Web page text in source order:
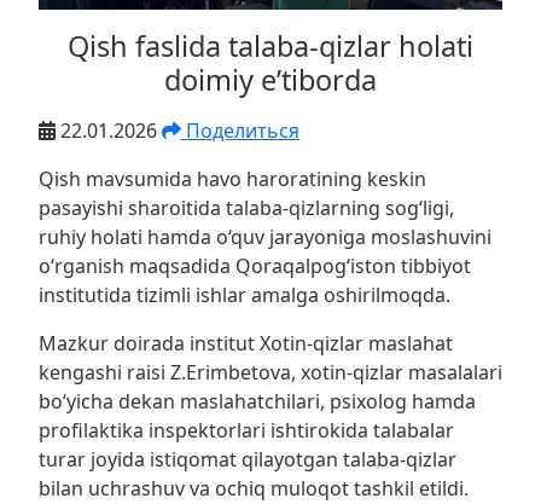
Qish faslida talaba-qizlar holati
doimiy e’tiborda
22.01.2026
Поделиться
Qish mavsumida havo haroratining keskin
pasayishi sharoitida talaba-qizlarning sog‘ligi,
ruhiy holati hamda o‘quv jarayoniga moslashuvini
o‘rganish maqsadida Qoraqalpog‘iston tibbiyot
institutida tizimli ishlar amalga oshirilmoqda.
Mazkur doirada institut Xotin-qizlar maslahat
kengashi raisi Z.Erimbetova, xotin-qizlar masalalari
bo‘yicha dekan maslahatchilari, psixolog hamda
profilaktika inspektorlari ishtirokida talabalar
turar joyida istiqomat qilayotgan talaba-qizlar
bilan uchrashuv va ochiq muloqot tashkil etildi.